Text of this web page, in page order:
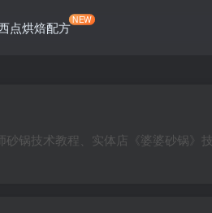
点烘焙配方NEW
锅技术教程、实体店《婆婆砂锅》